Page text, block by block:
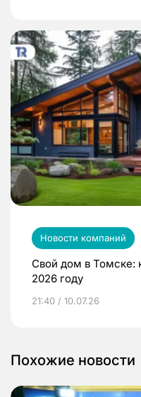
Новости компаний
Свой дом в Томске:
2026 году
21:40 / 10.07.26
Похожие новости